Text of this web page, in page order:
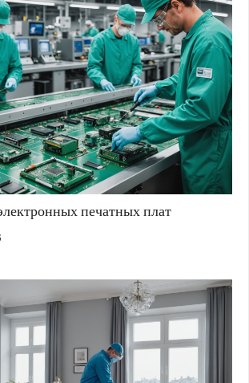
печатных плат